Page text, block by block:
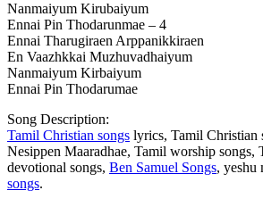
Nanmaiyum Kirubaiyum
Ennai Pin Thodarunmae – 4
Ennai Tharugiraen Arppanikkiraen
En Vaazhkkai Muzhuvadhaiyum
Nanmaiyum Kirbaiyum
Ennai Pin Thodarumae
Song Description:
Tamil Christian songs lyrics, Tamil Christian
Nesippen Maaradhae, Tamil worship songs,
devotional songs, Ben Samuel Songs, yeshu
songs.